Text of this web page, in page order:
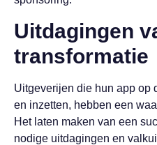
Uitdagingen
transformatie
Uitgeverijen die hun app op
en inzetten, hebben een
Het laten maken van een
nodige uitdagingen en